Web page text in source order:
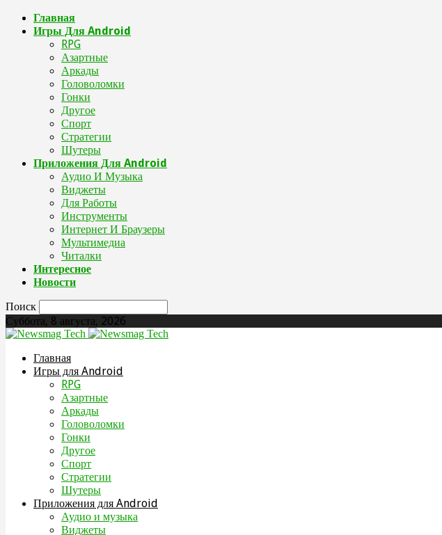
Главная
Игры Для Android
RPG
Азартные
Аркады
Головоломки
Гонки
Другое
Спорт
Стратегии
Шутеры
Приложения Для Android
Аудио И Музыка
Виджеты
Для Работы
Инструменты
Интернет И Браузеры
Мультимедиа
Читалки
Интересное
Новости
Поиск
Суббота, 8 августа, 2026
Главная
Игры для Android
RPG
Азартные
Аркады
Головоломки
Гонки
Другое
Спорт
Стратегии
Шутеры
Приложения для Android
Аудио и музыка
Виджеты